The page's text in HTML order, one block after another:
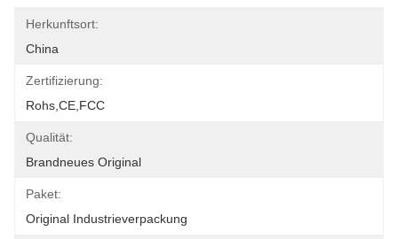
Herkunftsort:
China
Zertifizierung:
Rohs,CE,FCC
Qualität:
Brandneues Original
Paket:
Original Industrieverpackung